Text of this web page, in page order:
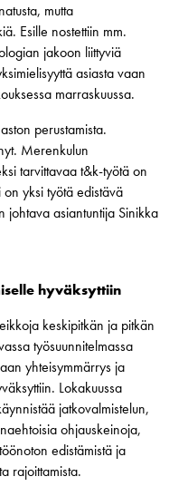
mutta
Esille nostettiin mm.
jakoon liittyviä
asiasta vaan
marraskuussa.
perustamista.
Merenkulun
tarvittavaa t&k-työtä on
on yksi työtä edistävä
johtava asiantuntija Sinikka
hyväksyttiin
keskipitkän ja pitkän
työsuunnitelmassa
yhteisymmärrys ja
Lokakuussa
jatkovalmistelun,
ohjauskeinoja,
edistämistä ja
rajoittamista.